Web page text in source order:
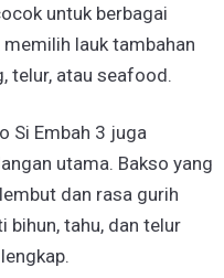
untuk berbagai
lauk tambahan
telur, atau seafood.
Si Embah 3 juga
utama. Bakso yang
dan rasa gurih
bihun, tahu, dan telur